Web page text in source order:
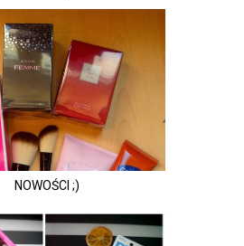
NOWOŚCI ;)